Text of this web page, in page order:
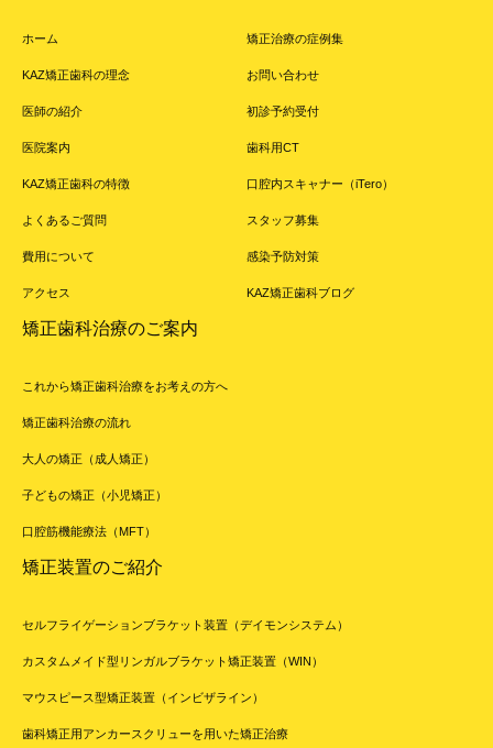
ホーム
KAZ矯正歯科の理念
医師の紹介
医院案内
KAZ矯正歯科の特徴
よくあるご質問
費用について
アクセス
矯正治療の症例集
お問い合わせ
初診予約受付
歯科用CT
口腔内スキャナー（iTero）
スタッフ募集
感染予防対策
KAZ矯正歯科ブログ
矯正歯科治療のご案内
これから矯正歯科治療をお考えの方へ
矯正歯科治療の流れ
大人の矯正（成人矯正）
子どもの矯正（小児矯正）
口腔筋機能療法（MFT）
矯正装置のご紹介
セルフライゲーションブラケット装置（デイモンシステム）
カスタムメイド型リンガルブラケット矯正装置（WIN）
マウスピース型矯正装置（インビザライン）
歯科矯正用アンカースクリューを用いた矯正治療